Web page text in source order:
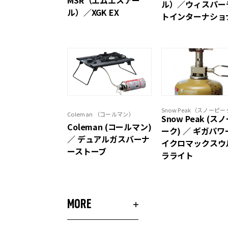
ル）／XGK EX
ル）／ウィスパ
トインターナシ
Coleman （コールマン）
Coleman (コールマン)
／ デュアルガスバーナ
ーストーブ
Snow Peak（スノーピー
Snow Peak (スノ
ーク) ／ ギガパワ
イクロマックス
ラライト
MORE